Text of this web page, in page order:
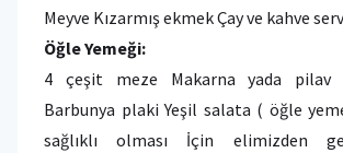
Meyve Kızarmış ekmek Çay ve kahve
Öğle Yemeği:
4 çeşit meze Makarna yada pilav
Barbunya plaki Yeşil salata ( öğle
sağlıklı olması İçin elimizden